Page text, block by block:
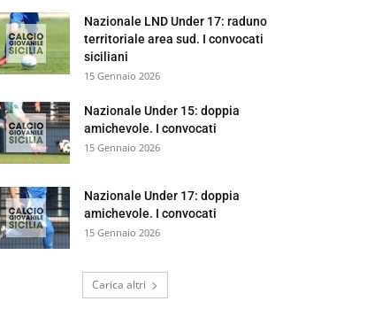
Nazionale LND Under 17: raduno
territoriale area sud. I convocati
siciliani
15 Gennaio 2026
Nazionale Under 15: doppia
amichevole. I convocati
15 Gennaio 2026
Nazionale Under 17: doppia
amichevole. I convocati
15 Gennaio 2026
Carica altri